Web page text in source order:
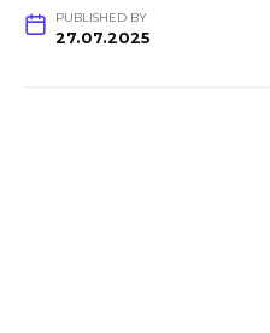
PUBLISHED BY
27.07.2025